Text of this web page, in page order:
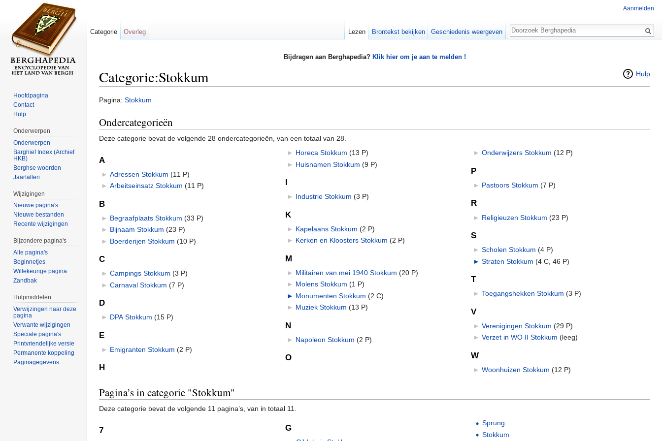
Bijdragen aan Berghapedia? Klik hier om je aan te melden !
Hulp
Categorie:Stokkum
Pagina: Stokkum
Ondercategorieën
Deze categorie bevat de volgende 28 ondercategorieën, van een totaal van 28.
A
► Adressen Stokkum (11 P)
► Arbeitseinsatz Stokkum (11 P)
B
► Begraafplaats Stokkum (33 P)
► Bijnaam Stokkum (23 P)
► Boerderijen Stokkum (10 P)
C
► Campings Stokkum (3 P)
► Carnaval Stokkum (7 P)
D
► DPA Stokkum (15 P)
E
► Emigranten Stokkum (2 P)
H
► Horeca Stokkum ‎(13 P)
► Huisnamen Stokkum ‎(9 P)
► Industrie Stokkum ‎(3 P)
K
► Kapelaans Stokkum ‎(2 P)
► Kerken en Kloosters Stokkum ‎(2 P)
M
► Militairen van mei 1940 Stokkum ‎(20 P)
► Molens Stokkum ‎(1 P)
► Monumenten Stokkum ‎(2 C)
► Muziek Stokkum ‎(13 P)
N
► Napoleon Stokkum ‎(2 P)
O
► Onderwijzers Stokkum (12 P)
P
► Pastoors Stokkum (7 P)
R
► Religieuzen Stokkum (23 P)
S
► Scholen Stokkum (4 P)
► Straten Stokkum (4 C, 46 P)
T
► Toegangshekken Stokkum (3 P)
V
► Verenigingen Stokkum (29 P)
► Verzet in WO II Stokkum (leeg)
W
► Woonhuizen Stokkum (12 P)
Pagina’s in categorie "Stokkum"
Deze categorie bevat de volgende 11 pagina’s, van in totaal 11.
7 G
Sprung
Stokkum
Aanmelden
Categorie Overleg Lezen Brontekst bekijken Geschiedenis weergeven
Zoeken
Hoofdpagina
Contact
Hulp
Onderwerpen
Onderwerpen
Barghief Index (Archief
HKB)
Berghse woorden
Jaartallen
Wijzigingen
Nieuwe pagina's
Nieuwe bestanden
Recente wijzigingen
Bijzondere pagina's
Alle pagina's
Beginnetjes
Willekeurige pagina
Zandbak
Hulpmiddelen
Verwijzingen naar deze
pagina
Verwante wijzigingen
Speciale pagina's
Printvriendelijke versie
Permanente koppeling
Paginagegevens